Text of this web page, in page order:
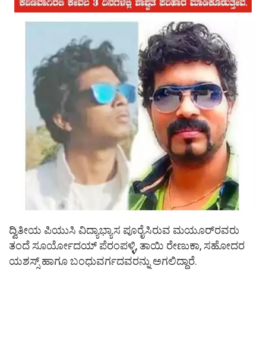
ದ್ವಿತೀಯ ಪಿಯುಸಿ ವಿದ್ಯಾಭ್ಯಾಸ ಪೂರೈಸಿರುವ ಮಯೂರ್‌ರವರು
ತಂದೆ ಸೂರ್ಯೋದಯ್ ಪೆರಂಪಳ್ಳಿ, ತಾಯಿ ರೇಣುಕಾ, ಸಹೋದರ
ಯಶಸ್ಸ್ ಹಾಗೂ ಬಂಧುವರ್ಗದವರನ್ನು ಅಗಲಿದ್ದಾರೆ.